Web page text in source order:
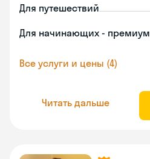
Для путешествий
Для начинающих - премиум
Все услуги и цены (4)
Читать дальше